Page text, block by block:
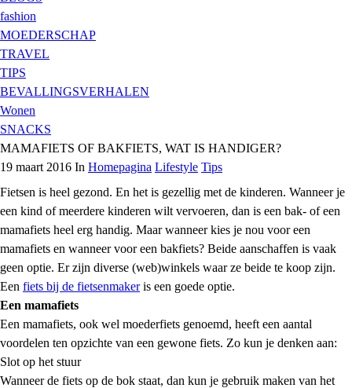
fashion
MOEDERSCHAP
TRAVEL
TIPS
BEVALLINGSVERHALEN
Wonen
SNACKS
MAMAFIETS OF BAKFIETS, WAT IS HANDIGER?
19 maart 2016 In Homepagina Lifestyle Tips
Fietsen is heel gezond. En het is gezellig met de kinderen. Wanneer je
een kind of meerdere kinderen wilt vervoeren, dan is een bak- of een
mamafiets heel erg handig. Maar wanneer kies je nou voor een
mamafiets en wanneer voor een bakfiets? Beide aanschaffen is vaak
geen optie. Er zijn diverse (web)winkels waar ze beide te koop zijn.
Een fiets bij de fietsenmakeris een goede optie.
Een mamafiets
Een mamafiets, ook wel moederfiets genoemd, heeft een aantal
voordelen ten opzichte van een gewone fiets. Zo kun je denken aan:
Slot op het stuur
Wanneer de fiets op de bok staat, dan kun je gebruik maken van het